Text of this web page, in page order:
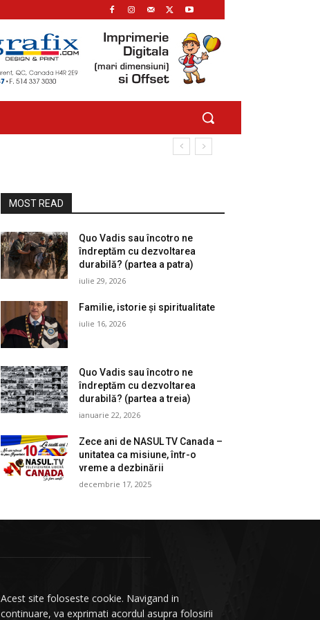
MOST READ
Quo Vadis sau încotro ne
îndreptăm cu dezvoltarea
durabilă? (partea a patra)
iulie 29, 2026
Familie, istorie și spiritualitate
iulie 16, 2026
Quo Vadis sau încotro ne
îndreptăm cu dezvoltarea
durabilă? (partea a treia)
ianuarie 22, 2026
Zece ani de NASUL TV Canada –
unitatea ca misiune, într-o
vreme a dezbinării
decembrie 17, 2025
Acest site foloseste cookie. Navigand in
continuare, va exprimati acordul asupra folosirii